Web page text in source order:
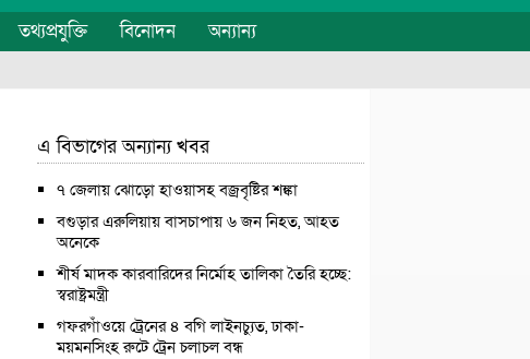
তথ্যপ্রযুক্তি বিনোদন অন্যান্য
এ বিভাগের অন্যান্য খবর
৭ জেলায় ঝোড়ো হাওয়াসহ বজ্রবৃষ্টির শঙ্কা
বগুড়ার এরুলিয়ায় বাসচাপায় ৬ জন নিহত, আহত
অনেকে
শীর্ষ মাদক কারবারিদের নির্মোহ তালিকা তৈরি হচ্ছে:
স্বরাষ্ট্রমন্ত্রী
গফরগাঁওয়ে ট্রেনের ৪ বগি লাইনচ্যুত, ঢাকা-
ময়মনসিংহ রুটে ট্রেন চলাচল বন্ধ